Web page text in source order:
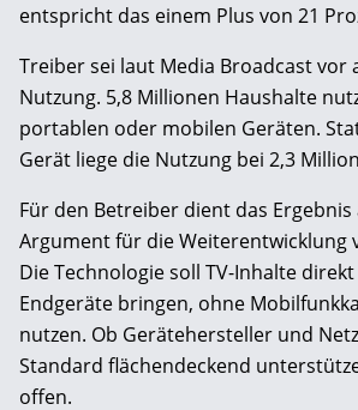
entspricht das einem Plus von 21
Treiber sei laut Media Broadcast vor
Nutzung. 5,8 Millionen Haushalte
portablen oder mobilen Geräten.
Gerät liege die Nutzung bei 2,3
Für den Betreiber dient das Ergebnis
Argument für die Weiterentwicklung
Die Technologie soll TV-Inhalte
Endgeräte bringen, ohne
nutzen. Ob Gerätehersteller und
Standard flächendeckend
offen.